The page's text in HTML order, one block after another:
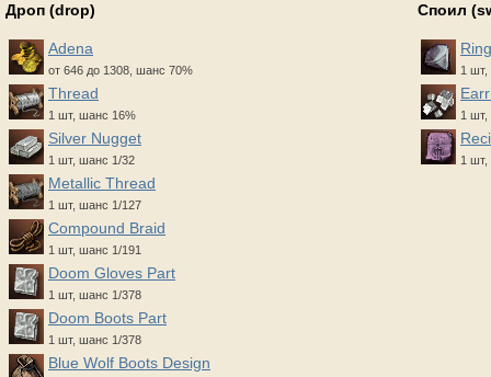
Дроп (drop)
Adena
от 646 до 1308, шанс 70%
Thread
1 шт, шанс 16%
Silver Nugget
1 шт, шанс 1/32
Metallic Thread
1 шт, шанс 1/127
Compound Braid
1 шт, шанс 1/191
Doom Gloves Part
1 шт, шанс 1/378
Doom Boots Part
1 шт, шанс 1/378
Blue Wolf Boots Design
Споил
1 шт,
1 шт,
1 шт,